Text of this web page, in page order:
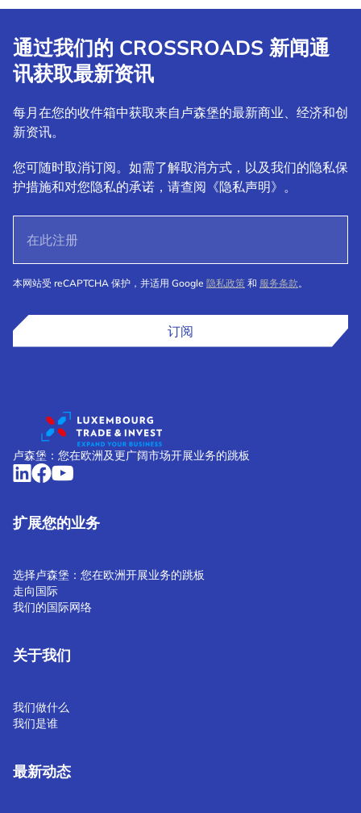
通过我们的 CROSSROADS 新闻通
讯获取最新资讯
每月在您的收件箱中获取来自卢森堡的最新商业、经济和创
新资讯。
您可随时取消订阅。如需了解取消方式，以及我们的隐私保
护措施和对您隐私的承诺，请查阅《隐私声明》。
本网站受 reCAPTCHA 保护，并适用 Google 隐私政策 和 服务条款 。
订阅
卢森堡：您在欧洲及更广阔市场开展业务的跳板
扩展您的业务
选择卢森堡：您在欧洲开展业务的跳板
走向国际
我们的国际网络
关于我们
我们做什么
我们是谁
最新动态